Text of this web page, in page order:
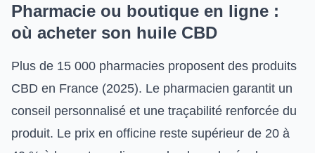
Pharmacie ou boutique en ligne :
où acheter son huile CBD
Plus de 15 000 pharmacies proposent des produits
CBD en France (2025). Le pharmacien garantit un
conseil personnalisé et une traçabilité renforcée du
produit. Le prix en officine reste supérieur de 20 à